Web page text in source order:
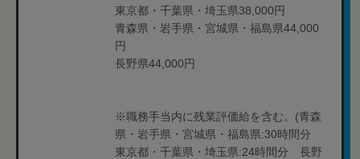
東京都・千葉県・埼玉県38,000円
青森県・岩手県・宮城県・福島県44,000
円
長野県44,000円
※職務手当内に残業評価給を含む。(青森
県・岩手県・宮城県・福島県:30時間分
東京都・千葉県・埼玉県:24時間分 長野